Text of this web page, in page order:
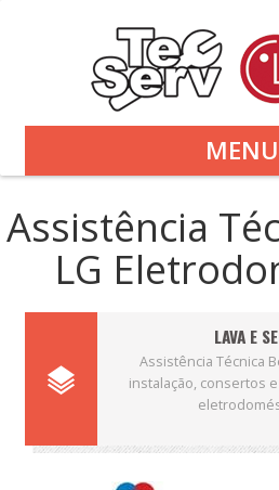
MENU
Assistência
LG
LAVA E
Assistência Técnica
instalação, consertos